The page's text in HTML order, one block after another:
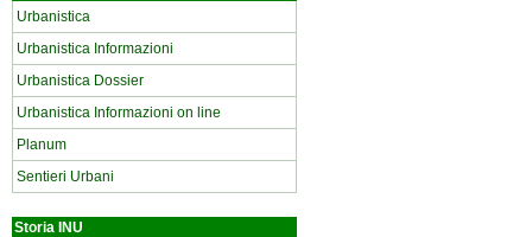
Urbanistica
Urbanistica Informazioni
Urbanistica Dossier
Urbanistica Informazioni on line
Planum
Sentieri Urbani
Storia INU